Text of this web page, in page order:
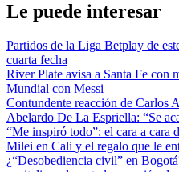
Le puede interesar
Partidos de la Liga Betplay de
cuarta fecha
River Plate avisa a Santa Fe con
Mundial con Messi
Contundente reacción de Carlos
Abelardo De La Espriella: “Se
“Me inspiró todo”: el cara a cara
Milei en Cali y el regalo que le
¿“Desobediencia civil” en